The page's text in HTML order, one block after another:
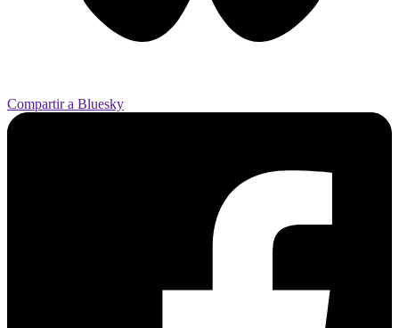
Compartir a Bluesky